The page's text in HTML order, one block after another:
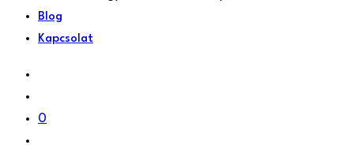
Blog
Kapcsolat
0